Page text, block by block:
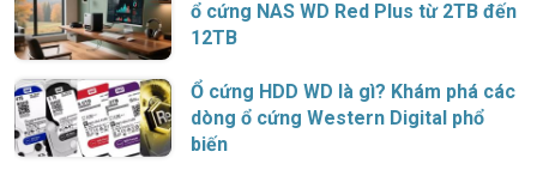
ổ cứng NAS WD Red Plus từ 2TB đến
12TB
Ổ cứng HDD WD là gì? Khám phá các
dòng ổ cứng Western Digital phổ
biến